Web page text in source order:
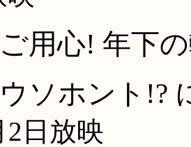
用心! 年下
ソホント!?
2日放映